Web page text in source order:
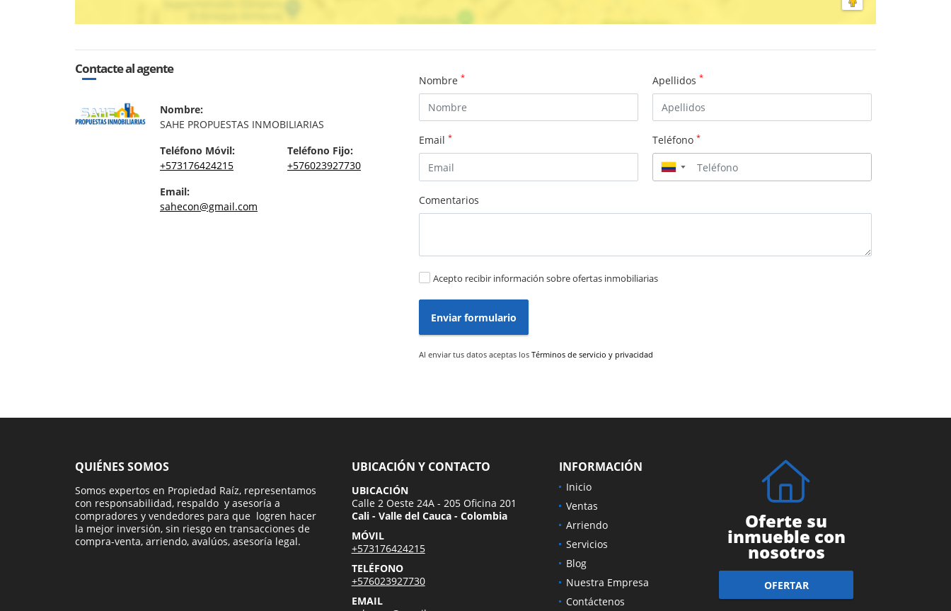
Contacte al agente
Nombre:
SAHE PROPUESTAS INMOBILIARIAS
Teléfono Móvil:
+573176424215
Teléfono Fijo:
+576023927730
Email:
sahecon@gmail.com
Nombre * Apellidos *
Email * Teléfono *
▼
Comentarios
Acepto recibir información sobre ofertas inmobiliarias
Enviar formulario
Al enviar tus datos aceptas los Términos de servicio y privacidad
QUIÉNES SOMOS
Somos expertos en Propiedad Raíz, representamos
con responsabilidad, respaldo y asesoría a
compradores y vendedores para que logren hacer
la mejor inversión, sin riesgo en transacciones de
compra-venta, arriendo, avalúos, asesoría legal.
UBICACIÓN Y CONTACTO
UBICACIÓN
Calle 2 Oeste 24A - 205 Oficina 201
Cali - Valle del Cauca - Colombia
MÓVIL
+573176424215
TELÉFONO
+576023927730
EMAIL
INFORMACIÓN
Inicio
Ventas
Arriendo
Servicios
Blog
Nuestra Empresa
Contáctenos
Oferte su
inmueble con
nosotros
OFERTAR